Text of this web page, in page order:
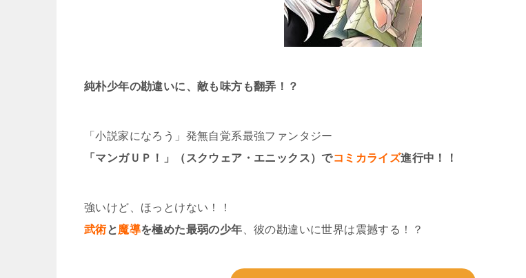
純朴少年の勘違いに、敵も味方も翻弄！？
「小説家になろう」発無自覚系最強ファンタジー
「マンガＵＰ！」（スクウェア・エニックス）でコミカライズ進行中！！
強いけど、ほっとけない！！
武術と魔導を極めた最弱の少年 、彼の勘違いに世界は震撼する！？